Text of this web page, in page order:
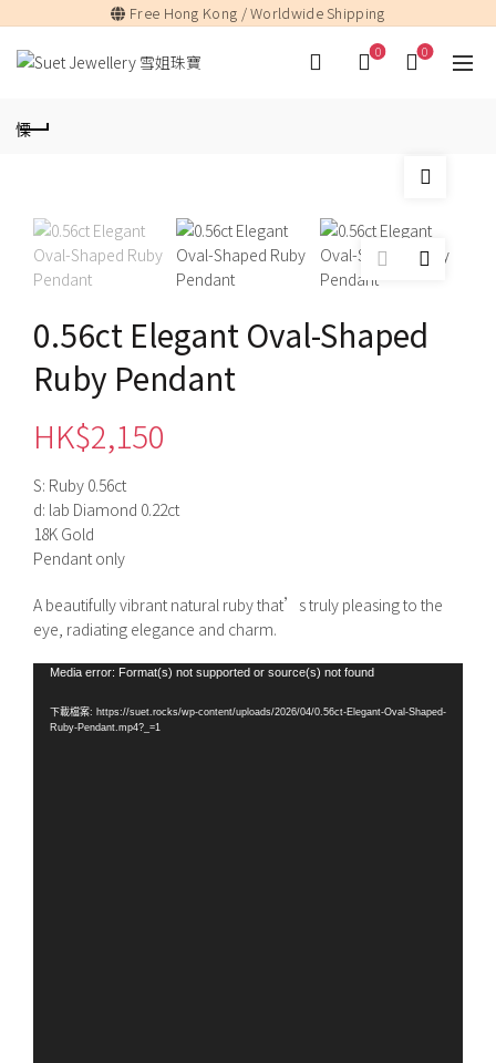
Free Hong Kong / Worldwide Shipping
0 0
0.56ct Elegant Oval-Shaped
Ruby Pendant
HK$2,150
S: Ruby 0.56ct
d: lab Diamond 0.22ct
18K Gold
Pendant only
A beautifully vibrant natural ruby that’s truly pleasing to the
eye, radiating elegance and charm.
Media error: Format(s) not supported or source(s) not found
下載檔案: https://suet.rocks/wp-content/uploads/2026/04/0.56ct-Elegant-Oval-Shaped-
Ruby-Pendant.mp4?_=1